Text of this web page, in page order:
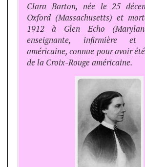
Clara Barton, née le 25
Oxford (Massachusetts) et
1912 à Glen Echo
enseignante, infirmière et
américaine, connue pour avoir
de la Croix-Rouge américaine.